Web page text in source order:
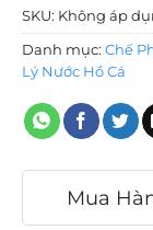
SKU: Không áp
Danh mục: Chế
Lý Nước Hồ Cá
Mua